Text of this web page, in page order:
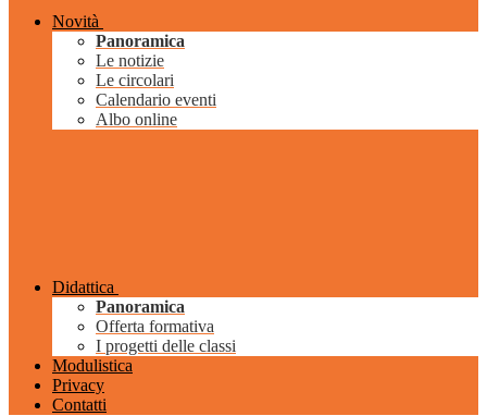
Novità
Panoramica
Le notizie
Le circolari
Calendario eventi
Albo online
Didattica
Panoramica
Offerta formativa
I progetti delle classi
Modulistica
Privacy
Contatti